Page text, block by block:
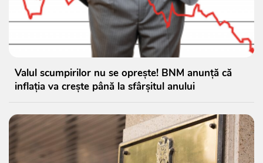
Valul scumpirilor nu se oprește! BNM anunță că
inflația va crește până la sfârșitul anului